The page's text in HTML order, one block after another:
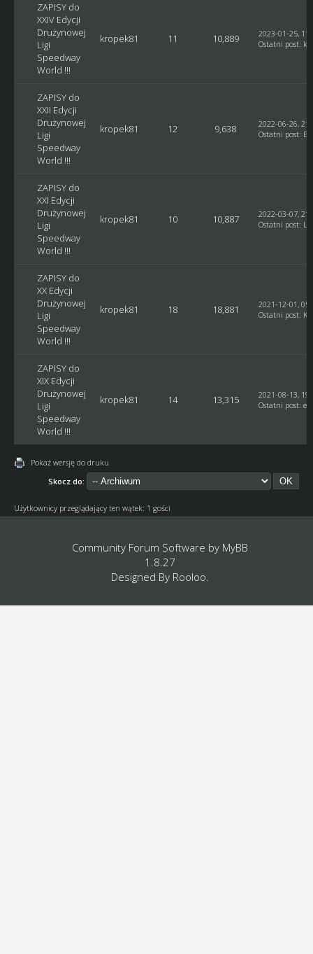
ZAPISY do
XXIV Edycji
Drużynowej
Ligi
Speedway
World !!!
kropek81 11 10,889
2023-01-25,
Ostatni post:
ZAPISY do
XXII Edycji
Drużynowej
Ligi
Speedway
World !!!
kropek81 12 9,638
2022-06-26,
Ostatni post:
ZAPISY do
XXI Edycji
Drużynowej
Ligi
Speedway
World !!!
kropek81 10 10,887
2022-03-07,
Ostatni post:
ZAPISY do
XX Edycji
Drużynowej
Ligi
Speedway
World !!!
kropek81 18 18,881
2021-12-01,
Ostatni post:
ZAPISY do
XIX Edycji
Drużynowej
Ligi
Speedway
World !!!
kropek81 14 13,315
2021-08-13,
Ostatni post:
Pokaż wersję do druku
Skocz do:
Użytkownicy przeglądający ten wątek: 1 gości
Community Forum Software by MyBB
1.8.27
Designed By Rooloo.